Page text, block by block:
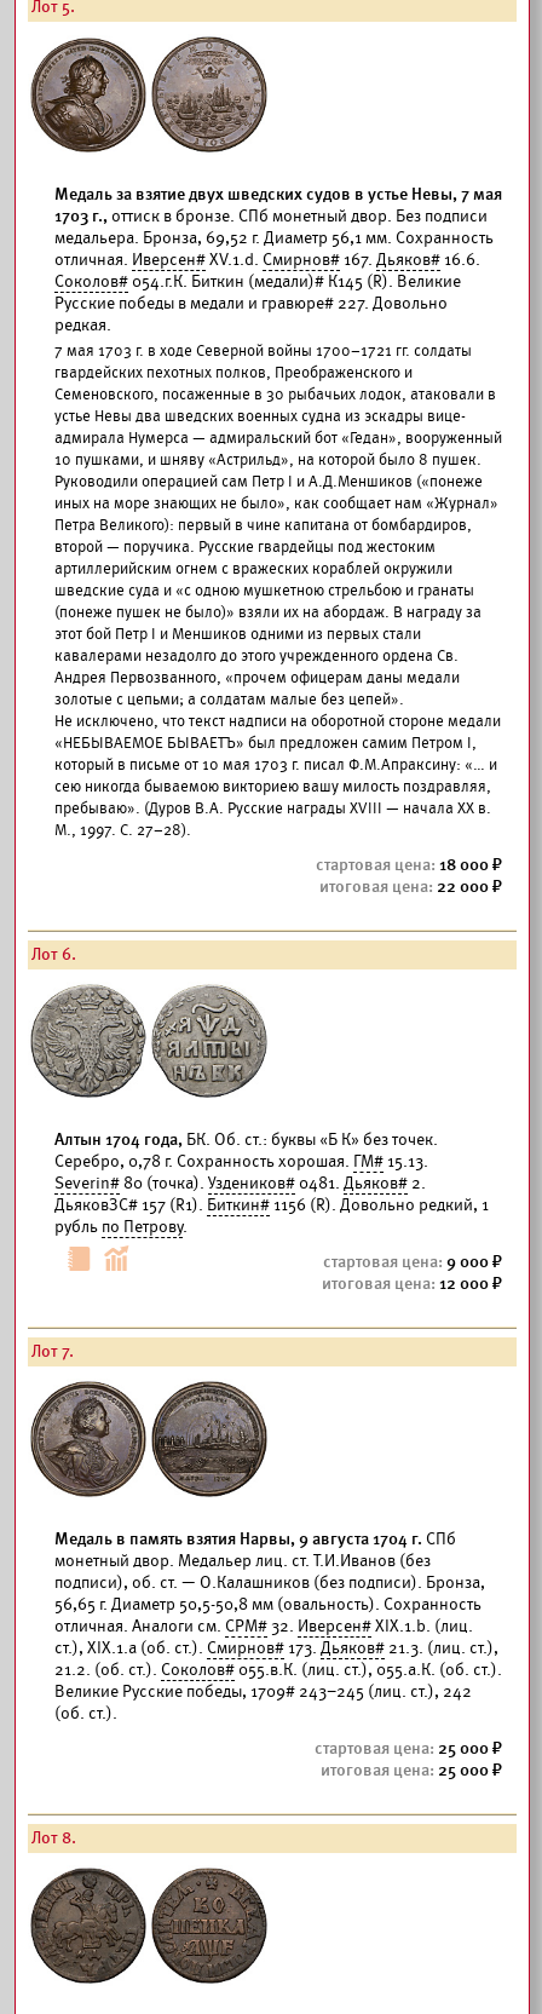
Лот 5.
Медаль за взятие двух шведских судов в устье Невы, 7 мая
1703 г.,оттиск в бронзе. СПб монетный двор. Без подписи
медальера. Бронза, 69,52 г. Диаметр 56,1 мм. Сохранность
отличная. Иверсен#XV.1.d. Смирнов# 167. Дьяков# 16.6.
Соколов# 054.г.К. Биткин (медали)# К145 (R). Великие
Русские победы в медали и гравюре# 227. Довольно
редкая.
7 мая 1703 г. в ходе Северной войны 1700–1721 гг. солдаты
гвардейских пехотных полков, Преображенского и
Семеновского, посаженные в 30 рыбачьих лодок, атаковали в
устье Невы два шведских военных судна из эскадры вице-
адмирала Нумерса — адмиральский бот «Гедан», вооруженный
10 пушками, и шняву «Астрильд», на которой было 8 пушек.
Руководили операцией сам Петр I и А.Д.Меншиков («понеже
иных на море знающих не было», как сообщает нам «Журнал»
Петра Великого): первый в чине капитана от бомбардиров,
второй — поручика. Русские гвардейцы под жестоким
артиллерийским огнем с вражеских кораблей окружили
шведские суда и «с одною мушкетною стрельбою и гранаты
(понеже пушек не было)» взяли их на абордаж. В награду за
этот бой Петр I и Меншиков одними из первых стали
кавалерами незадолго до этого учрежденного ордена Св.
Андрея Первозванного, «прочем офицерам даны медали
золотые с цепьми; а солдатам малые без цепей».
Не исключено, что текст надписи на оборотной стороне медали
«НЕБЫВАЕМОЕ БЫВАЕТЪ» был предложен самим Петром I,
который в письме от 10 мая 1703 г. писал Ф.М.Апраксину: «… и
сею никогда бываемою викториею вашу милость поздравляя,
пребываю». (Дуров В.А. Русские награды XVIII — начала XX в.
М., 1997. С. 27–28).
18 000
22 000
Лот 6.
Алтын 1704 года, БК. Об. ст.: буквы «Б К» без точек.
Серебро, 0,78 г. Сохранность хорошая. ГМ# 15.13.
Severin# 80 (точка). Уздеников# 0481. Дьяков# 2.
ДьяковЗС# 157 (R1). Биткин# 1156 (R). Довольно редкий, 1
рубль по Петрову.
9 000
12 000
Лот 7.
Медаль в память взятия Нарвы, 9 августа 1704 г. СПб
монетный двор. Медальер лиц. ст. Т.И.Иванов (без
подписи), об. ст. — О.Калашников (без подписи). Бронза,
56,65 г. Диаметр 50,5-50,8 мм (овальность). Сохранность
отличная. Аналоги см. СРМ#32. Иверсен#XIX.1.b. (лиц.
ст.), XIX.1.a (об. ст.). Смирнов# 173. Дьяков# 21.3. (лиц. ст.),
21.2. (об. ст.). Соколов# 055.в.К. (лиц. ст.), 055.а.К. (об. ст.).
Великие Русские победы, 1709# 243–245 (лиц. ст.), 242
(об. ст.).
25 000
25 000
Лот 8.